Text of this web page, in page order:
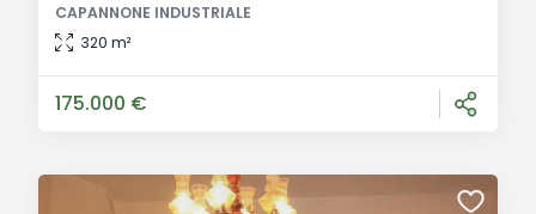
Descrizione Generale: Inserito in una zona a forte
vocazione commerciale e artigianale, caratterizzata
CAPANNONE INDUSTRIALE
320 m²
175.000 €